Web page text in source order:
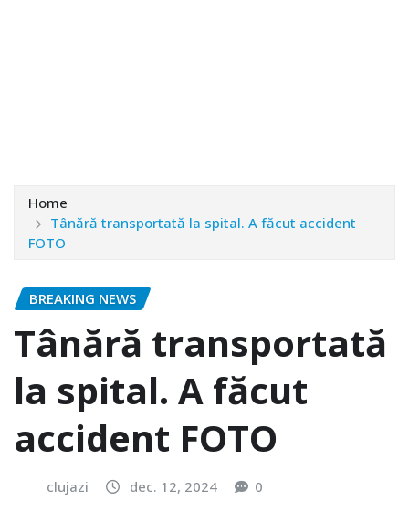
Home
Tânără transportată la spital. A făcut accident
FOTO
BREAKING NEWS
Tânără transportată
la spital. A făcut
accident FOTO
clujazi dec. 12, 2024 0